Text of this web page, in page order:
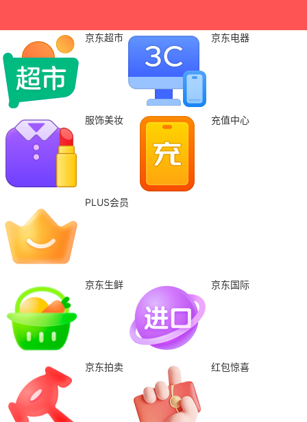
京东超市 京东电器
服饰美妆 充值中心
PLUS会员
京东生鲜 京东国际
京东拍卖 红包惊喜